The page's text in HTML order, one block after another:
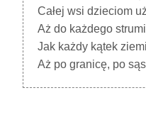
Całej wsi dzieciom
Aż do każdego
Jak każdy kątek
Aż po granicę, po